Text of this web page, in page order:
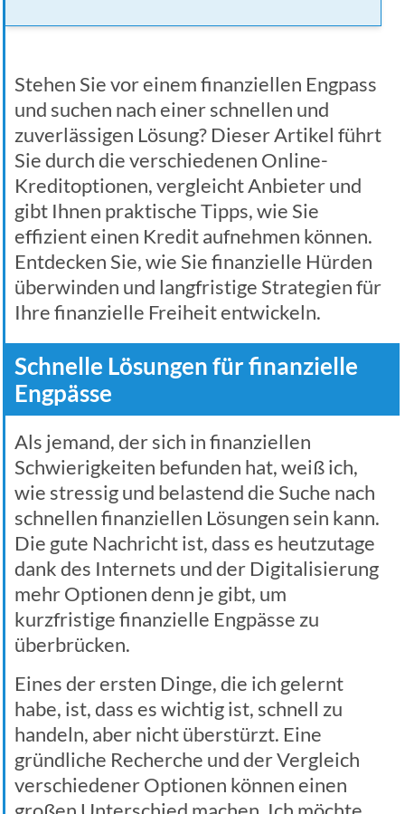
Stehen Sie vor einem finanziellen Engpass
und suchen nach einer schnellen und
zuverlässigen Lösung? Dieser Artikel führt
Sie durch die verschiedenen Online-
Kreditoptionen, vergleicht Anbieter und
gibt Ihnen praktische Tipps, wie Sie
effizient einen Kredit aufnehmen können.
Entdecken Sie, wie Sie finanzielle Hürden
überwinden und langfristige Strategien für
Ihre finanzielle Freiheit entwickeln.
Schnelle Lösungen für finanzielle
Engpässe
Als jemand, der sich in finanziellen
Schwierigkeiten befunden hat, weiß ich,
wie stressig und belastend die Suche nach
schnellen finanziellen Lösungen sein kann.
Die gute Nachricht ist, dass es heutzutage
dank des Internets und der Digitalisierung
mehr Optionen denn je gibt, um
kurzfristige finanzielle Engpässe zu
überbrücken.
Eines der ersten Dinge, die ich gelernt
habe, ist, dass es wichtig ist, schnell zu
handeln, aber nicht überstürzt. Eine
gründliche Recherche und der Vergleich
verschiedener Optionen können einen